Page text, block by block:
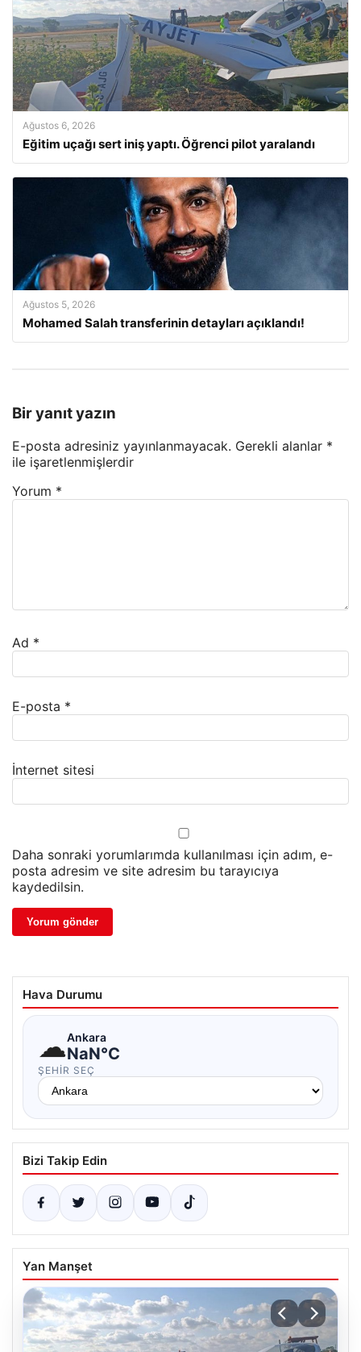
Ağustos 6, 2026
Eğitim uçağı sert iniş yaptı. Öğrenci pilot yaralandı
Ağustos 5, 2026
Mohamed Salah transferinin detayları açıklandı!
Bir yanıt yazın
E-posta adresiniz yayınlanmayacak. Gerekli alanlar *
ile işaretlenmişlerdir
Yorum *
Ad *
E-posta *
İnternet sitesi
Daha sonraki yorumlarımda kullanılması için adım, e-
posta adresim ve site adresim bu tarayıcıya
kaydedilsin.
Hava Durumu
☁Ankara
NaN°C
ŞEHIR SEÇ
Bizi Takip Edin
Yan Manşet